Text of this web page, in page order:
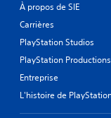
À propos de SIE
Carrières
PlayStation Studios
PlayStation Productions
Entreprise
L'histoire de